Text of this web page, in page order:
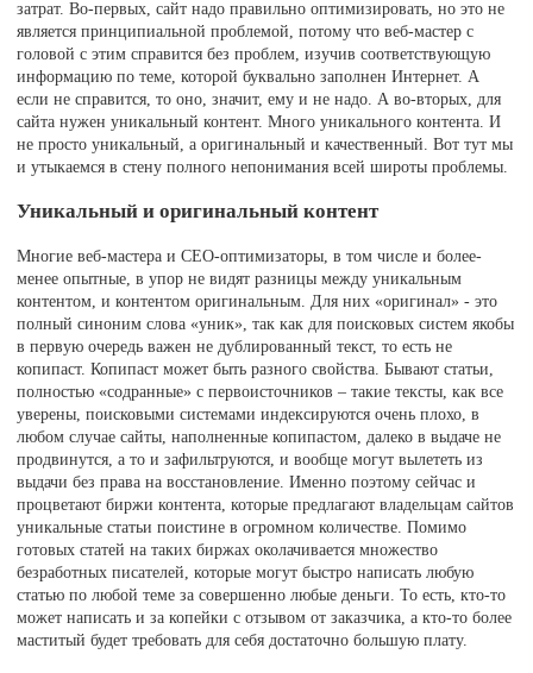
затрат. Во-первых, сайт надо правильно оптимизировать, но это не
является принципиальной проблемой, потому что веб-мастер с
головой с этим справится без проблем, изучив соответствующую
информацию по теме, которой буквально заполнен Интернет. А
если не справится, то оно, значит, ему и не надо. А во-вторых, для
сайта нужен уникальный контент. Много уникального контента. И
не просто уникальный, а оригинальный и качественный. Вот тут мы
и утыкаемся в стену полного непонимания всей широты проблемы.
Уникальный и оригинальный контент
Многие веб-мастера и СЕО-оптимизаторы, в том числе и более-
менее опытные, в упор не видят разницы между уникальным
контентом, и контентом оригинальным. Для них «оригинал» - это
полный синоним слова «уник», так как для поисковых систем якобы
в первую очередь важен не дублированный текст, то есть не
копипаст. Копипаст может быть разного свойства. Бывают статьи,
полностью «содранные» с первоисточников – такие тексты, как все
уверены, поисковыми системами индексируются очень плохо, в
любом случае сайты, наполненные копипастом, далеко в выдаче не
продвинутся, а то и зафильтруются, и вообще могут вылететь из
выдачи без права на восстановление. Именно поэтому сейчас и
процветают биржи контента, которые предлагают владельцам сайтов
уникальные статьи поистине в огромном количестве. Помимо
готовых статей на таких биржах околачивается множество
безработных писателей, которые могут быстро написать любую
статью по любой теме за совершенно любые деньги. То есть, кто-то
может написать и за копейки с отзывом от заказчика, а кто-то более
маститый будет требовать для себя достаточно большую плату.